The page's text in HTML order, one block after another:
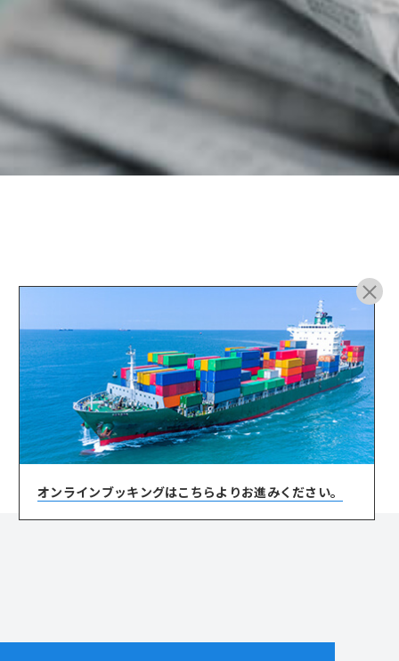
オンラインブッキングはこちらよりお進みください。
ARCHIVE